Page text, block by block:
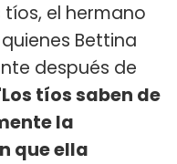
el hermano
Bettina
después de
tíos saben de
la
que ella